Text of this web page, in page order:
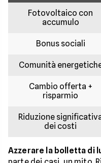
Fotovoltaico con
accumulo
Bonus sociali
Comunità
Cambio offerta +
risparmio
Riduzione
dei costi
Azzerare la bolletta di